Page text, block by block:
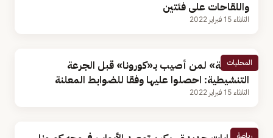
واللقاحات على فئتين
الثلاثاء 15 فبراير 2022
المحليات
«الصحة» لمن أصيب بـ«كورونا» قبل الجرعة
التنشيطية: احصلوا عليها وفقا للضوابط المعلنة
الثلاثاء 15 فبراير 2022
رياضة